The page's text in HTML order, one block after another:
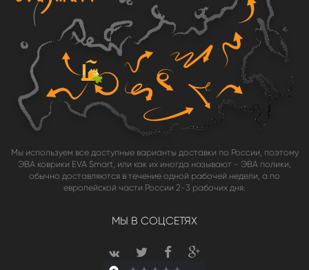
Мы используем все доступные варианты доставки по России, поэтому
ЭВА коврики EVA Smart, или как их иногда называют - ЭВА полики,
обычно доставляются в течение одной рабочей недели, а по
европейской части России 2-3 рабочих дня.
МЫ В СОЦСЕТЯХ